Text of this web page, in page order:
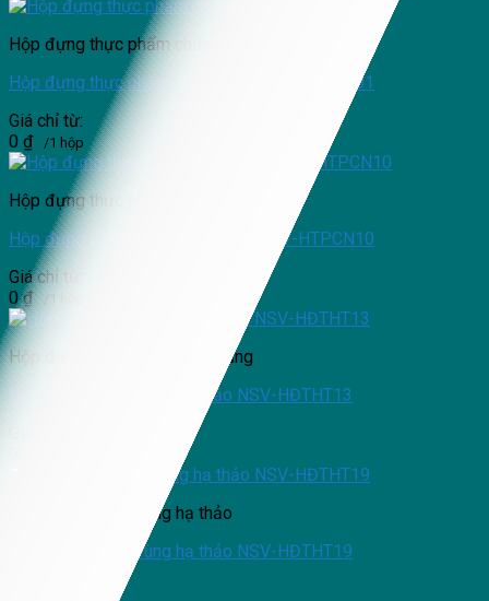
Hộp đựng thực phẩm chức năng
Hộp đựng thực phẩm chức năng NSV-HTPCN01
Giá chỉ từ:
0 ₫ /1 hộp
Hộp đựng thực phẩm chức năng
Hộp đựng thực phẩm chức năng NSV-HTPCN10
Giá chỉ từ:
0₫ /1 hộp
Hộp đựng thực phẩm chức năng
Hộp đựng đông trùng hạ thảo NSV-HĐTHT13
Hộp đựng đông trùng hạ thảo
Hộp đựng đông trùng hạ thảo NSV-HĐTHT19